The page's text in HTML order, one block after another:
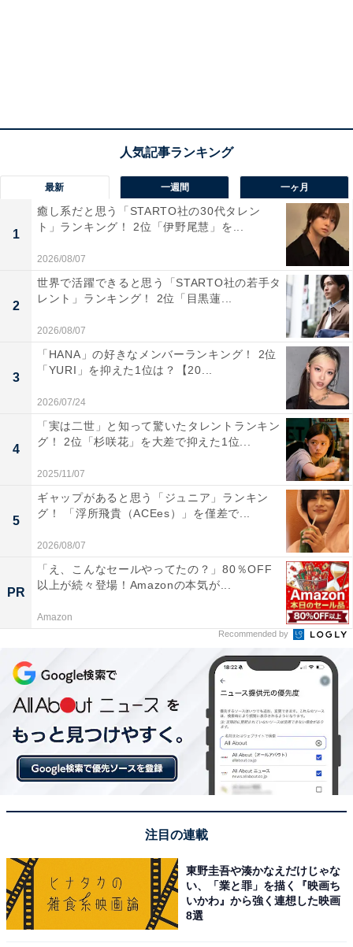
「しっかりしていて責任感が強そう」「頼りになりそ
う。苦しい時も一緒にがんばれそう」と仕事に対する真
摯な姿勢や誠実さが評価されているようです。安定感の
あるビジネスパートナーになってくれそうなイメージが
多くの経営者から厚い信頼を集めました。
あわせて読みたい
経営者が選ぶ「一緒に起業したい女性俳優」
ランキング！ 2位は「綾瀬はるか」、では1位
は？
この記事の執筆者： All About ニュース編集
部
「All About ニュース」は、ネットの話題から世の中の動きまで、暮
らしの中にあふれる「なぜ？」「どうして？」を分かりやすく伝え
るAll About発のニュースメディアです。お金や仕事、恋愛、ITに関
する疑問に対して専門家が分かりやすく回答するほか、エンタメ情
報やSNSで話題のトピックスを紹介しています。
...続きを読む
次ページ 10位までのランキング結果を見る
こちらもおすすめ
会社員が選ぶ「冷静にメディア対応しそうな男
性芸能人」ランキング！ 2位は「木村拓哉」、
最新 一週間 一ヶ月
1
癒し系だと思う「STARTO社の30代タレン
ト」ランキング！ 2位「伊野尾慧」を...
2026/08/07
2
世界で活躍できると思う「STARTO社の若手タ
レント」ランキング！ 2位「目黒蓮...
2026/08/07
3
「HANA」の好きなメンバーランキング！ 2位
「YURI」を抑えた1位は？【20...
2026/07/24
4
「実は二世」と知って驚いたタレントランキン
グ！ 2位「杉咲花」を大差で抑えた1位...
2025/11/07
5
ギャップがあると思う「ジュニア」ランキン
グ！ 「浮所飛貴（ACEes）」を僅差で...
2026/08/07
PR
「え、こんなセールやってたの？」80％OFF
以上が続々登場！Amazonの本気が...
Amazon
Recommended by
注目の連載
東野圭吾や湊かなえだけじゃな
い、「業と罪」を描く『映画ち
いかわ』から強く連想した映画
8選